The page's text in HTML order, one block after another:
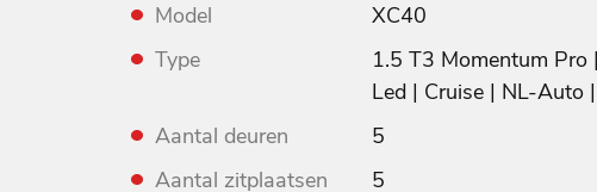
Model
XC40
Type
1.5 T3 Momentum Pro |
Led | Cruise | NL-Auto |
Aantal deuren
5
Aantal zitplaatsen
5